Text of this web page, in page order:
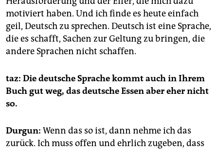
motiviert haben. Und ich finde es heute einfach
geil, Deutsch zu sprechen. Deutsch ist eine Sprache,
die es schafft, Sachen zur Geltung zu bringen, die
andere Sprachen nicht schaffen.
taz: Die deutsche Sprache kommt auch in Ihrem
Buch gut weg, das deutsche Essen aber eher nicht
so.
Durgun: Wenn das so ist, dann nehme ich das
zurück. Ich muss offen und ehrlich zugeben, dass